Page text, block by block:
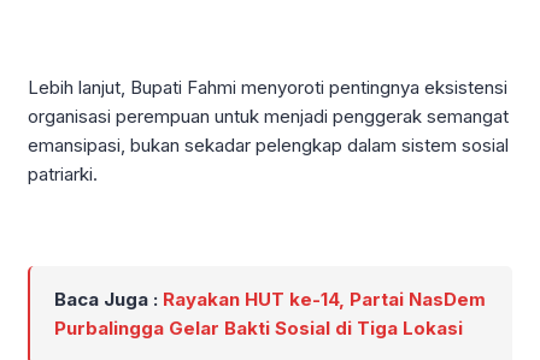
Lebih lanjut, Bupati Fahmi menyoroti pentingnya eksistensi
organisasi perempuan untuk menjadi penggerak semangat
emansipasi, bukan sekadar pelengkap dalam sistem sosial
patriarki.
Baca Juga : Rayakan HUT ke-14, Partai NasDem
Purbalingga Gelar Bakti Sosial di Tiga Lokasi